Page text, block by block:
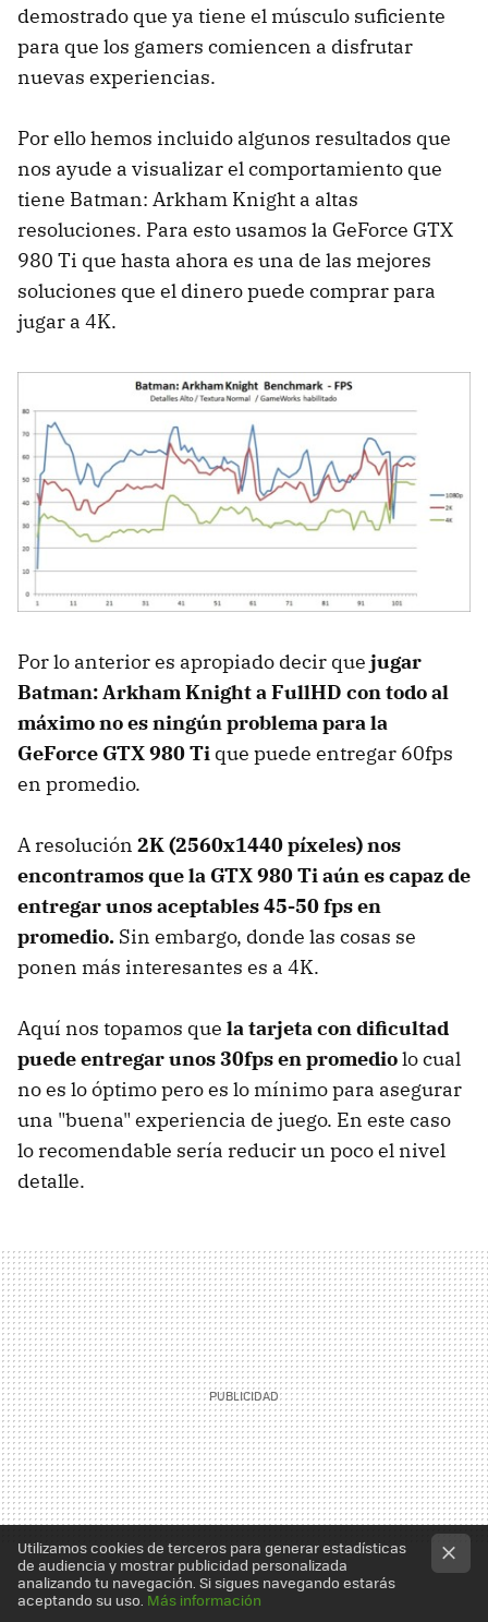
demostrado que ya tiene el músculo suficiente
para que los gamers comiencen a disfrutar
nuevas experiencias.
Por ello hemos incluido algunos resultados que
nos ayude a visualizar el comportamiento que
tiene Batman: Arkham Knight a altas
resoluciones. Para esto usamos la GeForce GTX
980 Ti que hasta ahora es una de las mejores
soluciones que el dinero puede comprar para
jugar a 4K.
Por lo anterior es apropiado decir que jugar
Batman: Arkham Knight a FullHD con todo al
máximo no es ningún problema para la
GeForce GTX 980 Ti que puede entregar 60fps
en promedio.
A resolución 2K (2560x1440 píxeles) nos
encontramos que la GTX 980 Ti aún es capaz de
entregar unos aceptables 45-50 fps en
promedio. Sin embargo, donde las cosas se
ponen más interesantes es a 4K.
Aquí nos topamos que la tarjeta con dificultad
puede entregar unos 30fps en promediolo cual
no es lo óptimo pero es lo mínimo para asegurar
una "buena" experiencia de juego. En este caso
lo recomendable sería reducir un poco el nivel
detalle.
Utilizamos cookies de terceros para generar estadísticas
de audiencia y mostrar publicidad personalizada
analizando tu navegación. Si sigues navegando estarás
aceptando su uso. Más información